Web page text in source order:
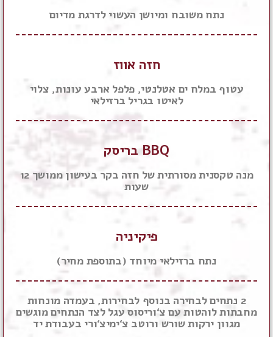
נתח משובח ומיושן העשוי לדרגת מדיום
חזה אווז
עטוף במלח ים אטלנטי, פלפל ארבע עונות, צלוי
לאיטו בגריל ברזילאי
BBQ בריסק
מנה טקסנית מסורתית של חזה בקר בעישון ממושך 12
שעות
פיקיניה
נתח ברזילאי מיוחד (בתוספת מחיר)
2 נתחים לבחירה בנוסף לבחירות, בעמדה מונחות
מחבתות לוהטות עם צ‘וריסוס עגל לצד הנתחים מוגשים
מגוון ירקות שורש ורוטב צ‘ימיצ‘ורי בעבודת יד